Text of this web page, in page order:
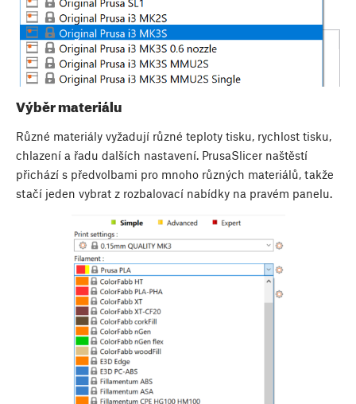
Výběr materiálu
Různé materiály vyžadují různé teploty tisku, rychlost tisku,
chlazení a řadu dalších nastavení. PrusaSlicer naštěstí
přichází s předvolbami pro mnoho různých materiálů, takže
stačí jeden vybrat z rozbalovací nabídky na pravém panelu.